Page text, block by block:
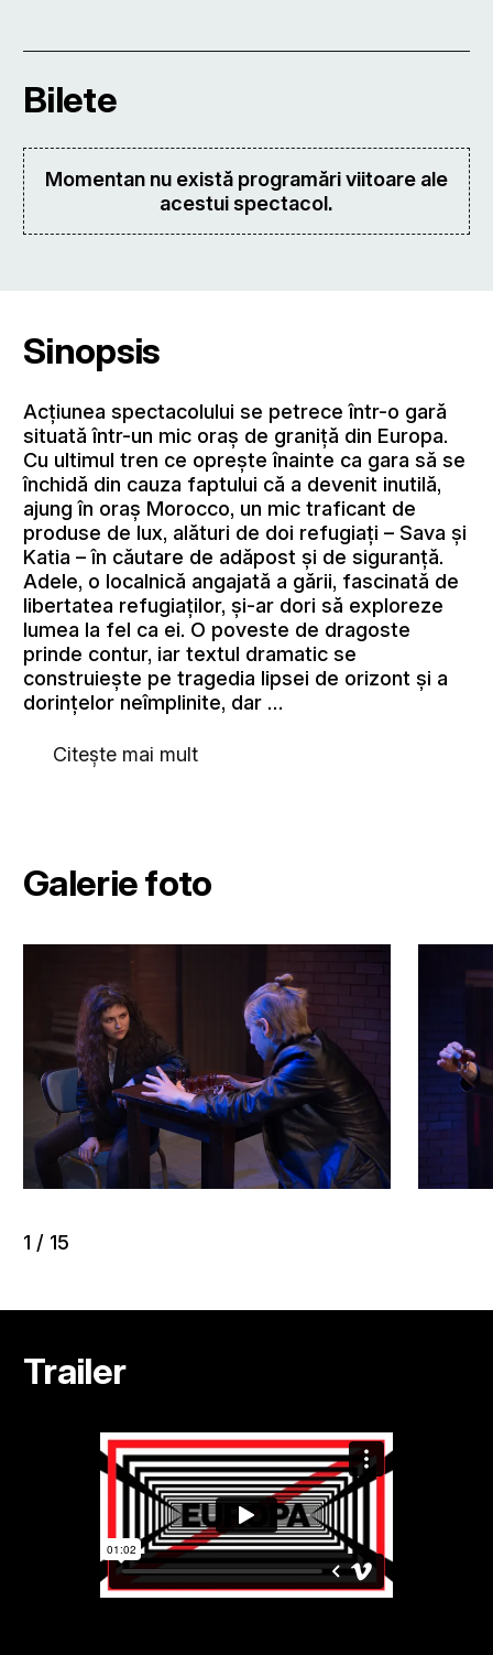
Bilete
Momentan nu există programări viitoare ale
acestui spectacol.
Sinopsis
Acțiunea spectacolului se petrece într-o gară
situată într-un mic oraș de graniță din Europa.
Cu ultimul tren ce oprește înainte ca gara să se
închidă din cauza faptului că a devenit inutilă,
ajung în oraș Morocco, un mic traficant de
produse de lux, alături de doi refugiați – Sava și
Katia – în căutare de adăpost și de siguranță.
Adele, o localnică angajată a gării, fascinată de
libertatea refugiaților, și-ar dori să exploreze
lumea la fel ca ei. O poveste de dragoste
prinde contur, iar textul dramatic se
construiește pe tragedia lipsei de orizont și a
dorințelor neîmplinite, dar …
Citește mai mult
Galerie foto
1 / 15
Trailer